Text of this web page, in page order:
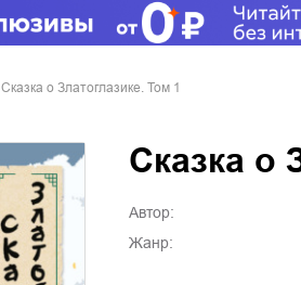
Сказка о Златоглазике. Том 1
Сказка о
Автор:
Жанр: